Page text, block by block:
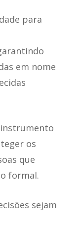
para
em nome
os
que
formal.
sejam